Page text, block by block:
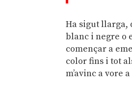
Ha sigut llarga,
blanc i negre o
començar a
color fins i tot
m’avinc a vore a